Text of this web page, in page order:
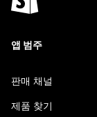
앱 범주
판매 채널
제품 찾기